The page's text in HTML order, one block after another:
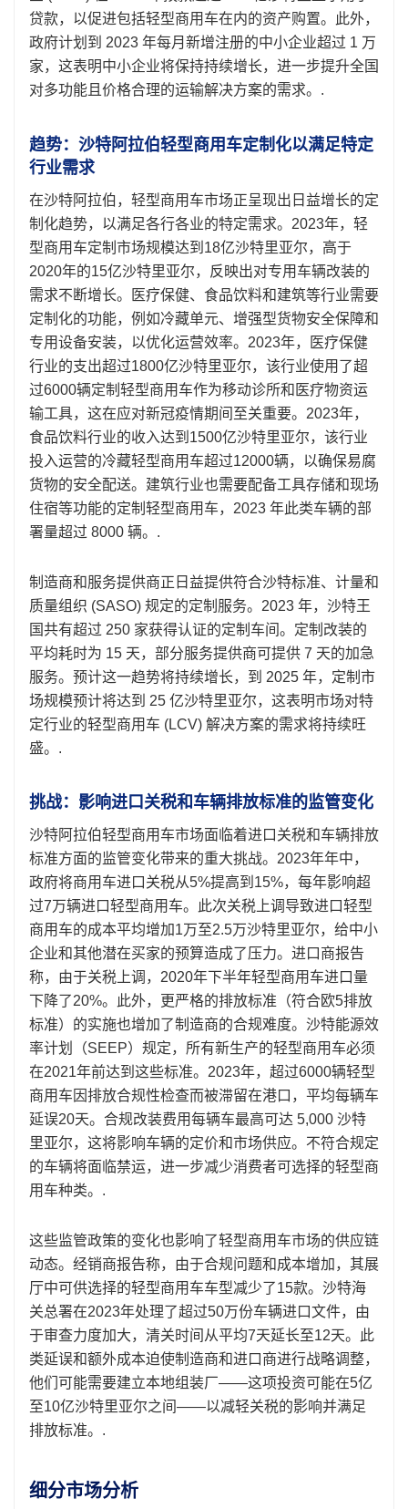
贷款，以促进包括轻型商用车在内的资产购置。此外，
政府计划到 2023 年每月新增注册的中小企业超过 1 万
家，这表明中小企业将保持持续增长，进一步提升全国
对多功能且价格合理的运输解决方案的需求。.
趋势：沙特阿拉伯轻型商用车定制化以满足特定
行业需求
在沙特阿拉伯，轻型商用车市场正呈现出日益增长的定
制化趋势，以满足各行各业的特定需求。2023年，轻
型商用车定制市场规模达到18亿沙特里亚尔，高于
2020年的15亿沙特里亚尔，反映出对专用车辆改装的
需求不断增长。医疗保健、食品饮料和建筑等行业需要
定制化的功能，例如冷藏单元、增强型货物安全保障和
专用设备安装，以优化运营效率。2023年，医疗保健
行业的支出超过1800亿沙特里亚尔，该行业使用了超
过6000辆定制轻型商用车作为移动诊所和医疗物资运
输工具，这在应对新冠疫情期间至关重要。2023年，
食品饮料行业的收入达到1500亿沙特里亚尔，该行业
投入运营的冷藏轻型商用车超过12000辆，以确保易腐
货物的安全配送。建筑行业也需要配备工具存储和现场
住宿等功能的定制轻型商用车，2023 年此类车辆的部
署量超过 8000 辆。.
制造商和服务提供商正日益提供符合沙特标准、计量和
质量组织 (SASO) 规定的定制服务。2023 年，沙特王
国共有超过 250 家获得认证的定制车间。定制改装的
平均耗时为 15 天，部分服务提供商可提供 7 天的加急
服务。预计这一趋势将持续增长，到 2025 年，定制市
场规模预计将达到 25 亿沙特里亚尔，这表明市场对特
定行业的轻型商用车 (LCV) 解决方案的需求将持续旺
盛。.
挑战：影响进口关税和车辆排放标准的监管变化
沙特阿拉伯轻型商用车市场面临着进口关税和车辆排放
标准方面的监管变化带来的重大挑战。2023年年中，
政府将商用车进口关税从5%提高到15%，每年影响超
过7万辆进口轻型商用车。此次关税上调导致进口轻型
商用车的成本平均增加1万至2.5万沙特里亚尔，给中小
企业和其他潜在买家的预算造成了压力。进口商报告
称，由于关税上调，2020年下半年轻型商用车进口量
下降了20%。此外，更严格的排放标准（符合欧5排放
标准）的实施也增加了制造商的合规难度。沙特能源效
率计划（SEEP）规定，所有新生产的轻型商用车必须
在2021年前达到这些标准。2023年，超过6000辆轻型
商用车因排放合规性检查而被滞留在港口，平均每辆车
延误20天。合规改装费用每辆车最高可达 5,000 沙特
里亚尔，这将影响车辆的定价和市场供应。不符合规定
的车辆将面临禁运，进一步减少消费者可选择的轻型商
用车种类。.
这些监管政策的变化也影响了轻型商用车市场的供应链
动态。经销商报告称，由于合规问题和成本增加，其展
厅中可供选择的轻型商用车车型减少了15款。沙特海
关总署在2023年处理了超过50万份车辆进口文件，由
于审查力度加大，清关时间从平均7天延长至12天。此
类延误和额外成本迫使制造商和进口商进行战略调整，
他们可能需要建立本地组装厂——这项投资可能在5亿
至10亿沙特里亚尔之间——以减轻关税的影响并满足
排放标准。.
细分市场分析